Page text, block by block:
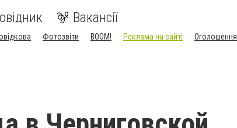
Вакансії
Фотозвіти BOOM! Реклама на сайті
Оголошення